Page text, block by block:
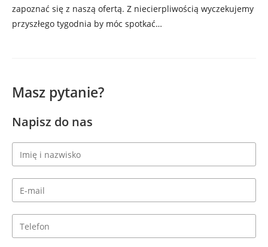
zapoznać się z naszą ofertą. Z niecierpliwością wyczekujemy
przyszłego tygodnia by móc spotkać…
Masz pytanie?
Napisz do nas